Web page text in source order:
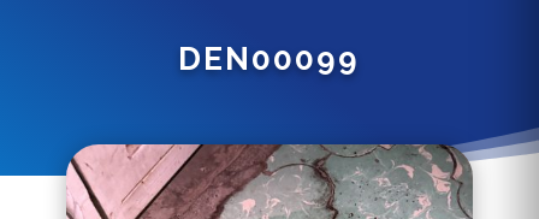
DEN00099